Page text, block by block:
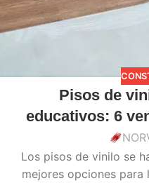
Pisos de
educativos: 6
Los pisos de vinilo se
mejores opciones